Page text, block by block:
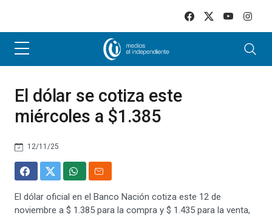
El dólar se cotiza este
miércoles a $1.385
12/11/25
El dólar oficial en el Banco Nación cotiza este 12 de
noviembre a $ 1.385 para la compra y $ 1.435 para la venta,